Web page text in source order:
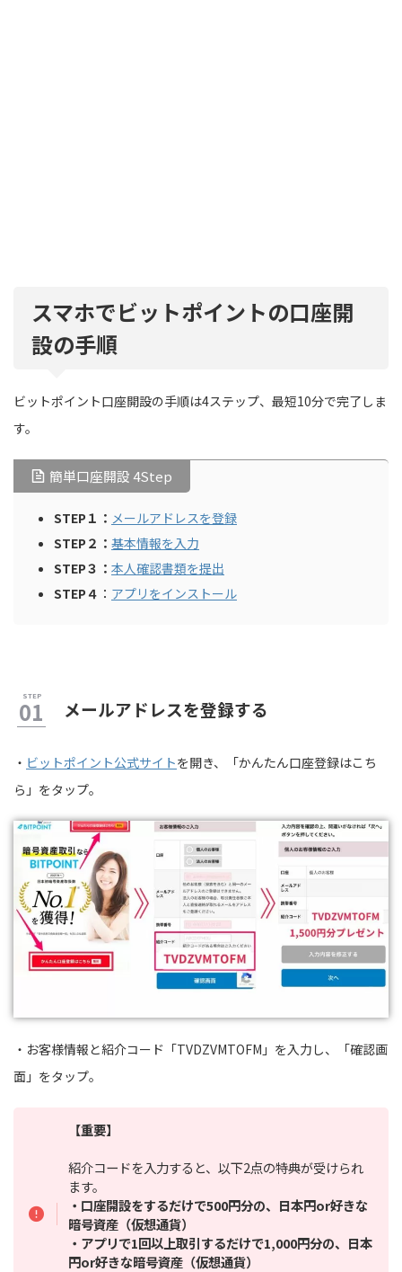
スマホでビットポイントの口座開
設の手順
ビットポイント口座開設の手順は4ステップ、最短10分で完了しま
す。
簡単口座開設 4Step
STEP１： メールアドレスを登録
STEP２： 基本情報を入力
STEP３： 本人確認書類を提出
STEP４ ： アプリをインストール
メールアドレスを登録する
・ ビットポイント公式サイトを開き、「かんたん口座登録はこち
ら」をタップ。
・お客様情報と紹介コード「TVDZVMTOFM」を入力し、「確認画
面」をタップ。
【重要】
紹介コードを入力すると、以下2点の特典が受けられ
ます。
・口座開設をするだけで500円分の、日本円or好きな
暗号資産（仮想通貨）
・アプリで1回以上取引するだけで1,000円分の、日本
円or好きな暗号資産（仮想通貨）